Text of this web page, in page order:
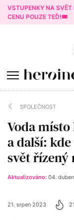
VSTUPENKY NA SVĚT
CENU POUZE TEĎ!🎟️
SPOLEČNOST
Voda
a další:
svět řízený
Aktualizováno: 04.
21. srpen 2023